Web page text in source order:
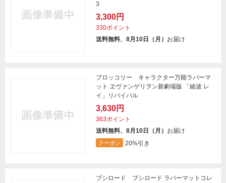
3
3,300円
330ポイント
送料無料、8月10日（月） お届け
ブロッコリー キャラクター万能ラバーマ
ット ヱヴァンゲリヲン新劇場版 「綾波 レ
イ」リバイバル
3,630円
363ポイント
送料無料、8月10日（月） お届け
クーポン 20%引き
ブシロード ブシロード ラバーマットコレ